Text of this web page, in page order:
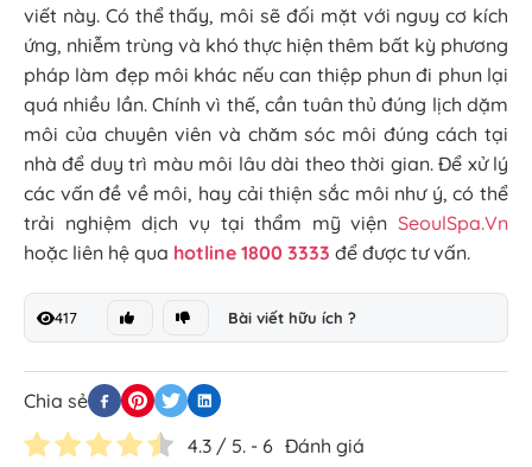
viết này. Có thể thấy, môi sẽ đối mặt với nguy cơ kích
ứng, nhiễm trùng và khó thực hiện thêm bất kỳ phương
pháp làm đẹp môi khác nếu can thiệp phun đi phun lại
quá nhiều lần. Chính vì thế, cần tuân thủ đúng lịch dặm
môi của chuyên viên và chăm sóc môi đúng cách tại
nhà để duy trì màu môi lâu dài theo thời gian. Để xử lý
các vấn đề về môi, hay cải thiện sắc môi như ý, có thể
trải nghiệm dịch vụ tại thẩm mỹ viện SeoulSpa.Vn
hoặc liên hệ qua hotline 1800 3333 để được tư vấn.
417 Bài viết hữu ích ?
Chia sẻ
Đánh giá
4.3 / 5. - 6